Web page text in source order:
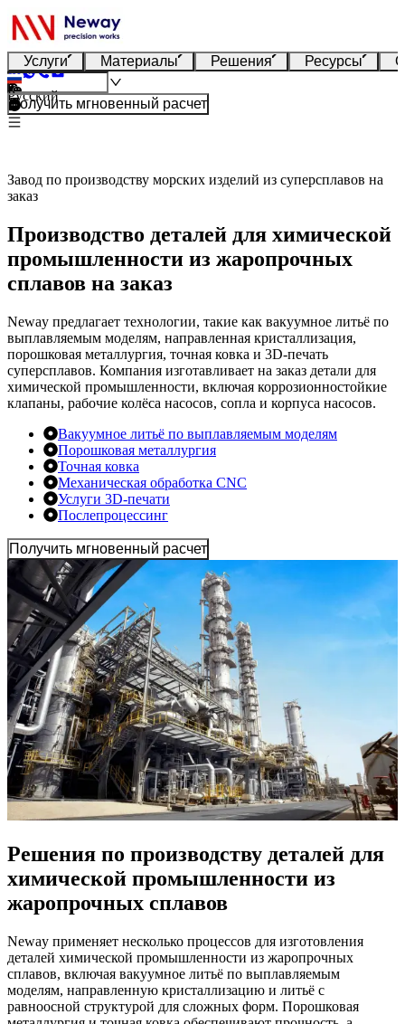
Услуги Материалы Решения Ресурсы
Русский
Получить мгновенный расчет
Завод по производству морских изделий из суперсплавов на
заказ
Производство деталей для химической
промышленности из жаропрочных
сплавов на заказ
Neway предлагает технологии, такие как вакуумное литьё по
выплавляемым моделям, направленная кристаллизация,
порошковая металлургия, точная ковка и 3D-печать
суперсплавов. Компания изготавливает на заказ детали для
химической промышленности, включая коррозионностойкие
клапаны, рабочие колёса насосов, сопла и корпуса насосов.
Вакуумное литьё по выплавляемым моделям
Порошковая металлургия
Точная ковка
Механическая обработка CNC
Услуги 3D-печати
Послепроцессинг
Получить мгновенный расчет
Решения по производству деталей для
химической промышленности из
жаропрочных сплавов
Neway применяет несколько процессов для изготовления
деталей химической промышленности из жаропрочных
сплавов, включая вакуумное литьё по выплавляемым
моделям, направленную кристаллизацию и литьё с
равноосной структурой для сложных форм. Порошковая